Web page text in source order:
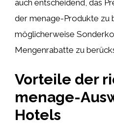
auch entscheidend, das
der menage-Produkte zu
möglicherweise
Mengenrabatte zu
Vorteile der
menage-
Hotels